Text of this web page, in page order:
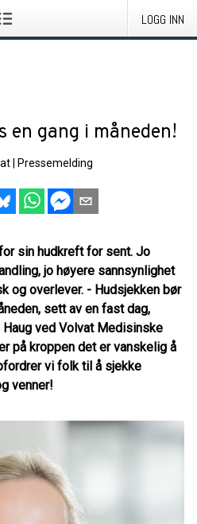
LOGG INN
en gang i måneden!
Pressemelding
sin hudkreft for sent. Jo
jo høyere sannsynlighet
og overlever. - Hudsjekken bør
sett av en fast dag,
ved Volvat Medisinske
på kroppen det er vanskelig å
vi folk til å sjekke
venner!